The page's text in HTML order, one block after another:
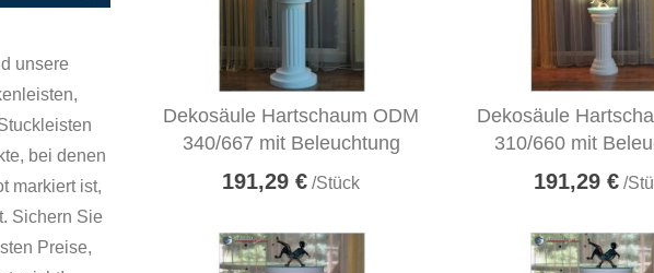
Dekosäule Hartschaum ODM
340/667 mit Beleuchtung
191,29 € /Stück
Dekosäule
310/660 mit
191,29 € /
unsere
bei denen
markiert ist,
Sichern Sie
Preise,